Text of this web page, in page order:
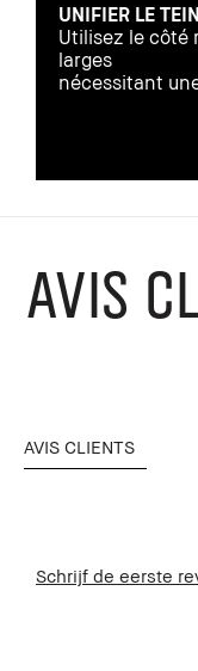
UNIFIER LE
Utilisez le côté
larges
nécessitant
AVIS
AVIS CLIENTS
Schrijf de eerste